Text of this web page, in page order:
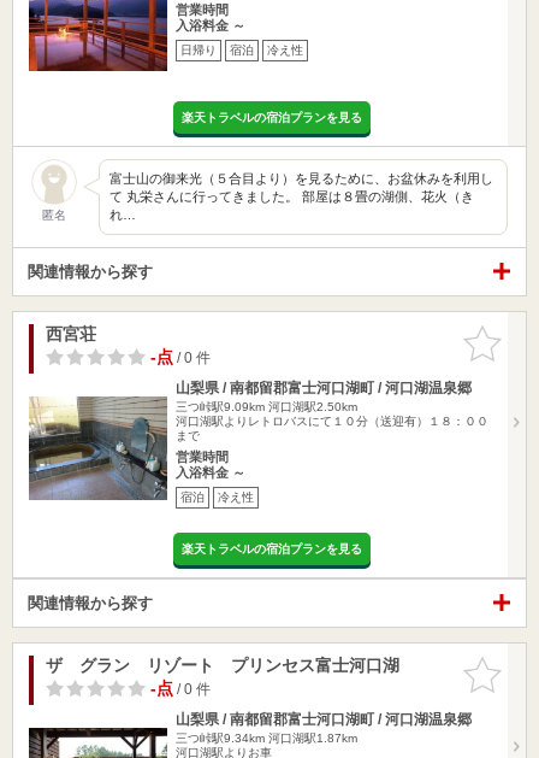
営業時間
入浴料金 ～
日帰り 宿泊 冷え性
楽天トラベルの宿泊プランを見る
匿名
富士山の御来光（５合目より）を見るために、お盆休みを利用し
て 丸栄さんに行ってきました。 部屋は８畳の湖側、花火（き
れ…
関連情報から探す
お気に入
りに追加
西宮荘
-点/ 0 件
山梨県 / 南都留郡富士河口湖町 / 河口湖温泉郷
三つ峠駅9.09km 河口湖駅2.50km
河口湖駅よりレトロバスにて１０分（送迎有）１８：００
まで
営業時間
入浴料金 ～
宿泊 冷え性
楽天トラベルの宿泊プランを見る
関連情報から探す
お気に入
りに追加
ザ グラン リゾート プリンセス富士河口湖
-点/ 0 件
山梨県 / 南都留郡富士河口湖町 / 河口湖温泉郷
三つ峠駅9.34km 河口湖駅1.87km
河口湖駅よりお車